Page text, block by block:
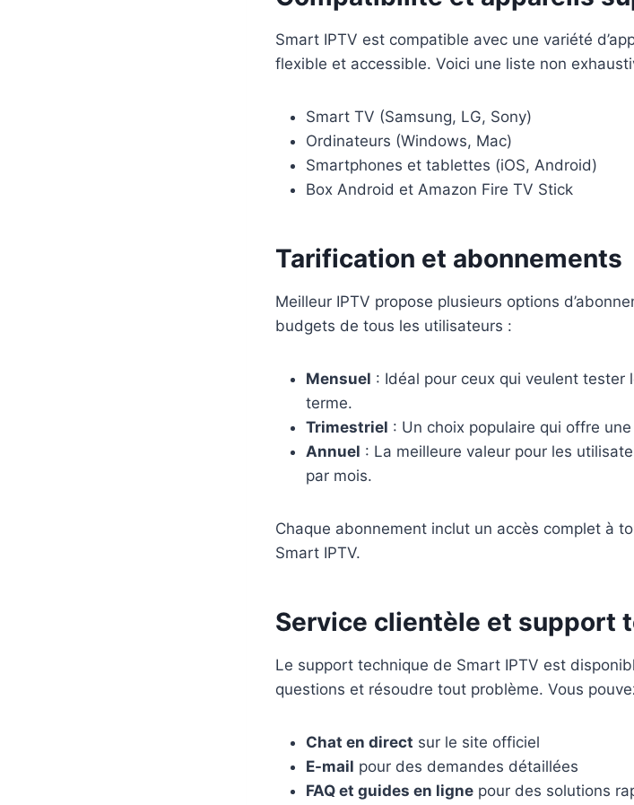
Smart IPTV est compatible avec une variété
flexible et accessible. Voici une liste non
Smart TV (Samsung, LG, Sony)
Ordinateurs (Windows, Mac)
Smartphones et tablettes (iOS, Android)
Box Android et Amazon Fire TV Stick
Tarification et abonnements
Meilleur IPTV propose plusieurs options
budgets de tous les utilisateurs :
Mensuel : Idéal pour ceux qui veulent tester
terme.
Trimestriel : Un choix populaire qui offre
Annuel : La meilleure valeur pour les
par mois.
Chaque abonnement inclut un accès complet à
Smart IPTV.
Service clientèle et support
Le support technique de Smart IPTV est
questions et résoudre tout problème. Vous
Chat en direct sur le site officiel
E-mail pour des demandes détaillées
FAQ et guides en ligne pour des solutions